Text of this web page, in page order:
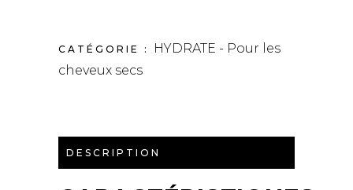
CATÉGORIE :
HYDRATE - Pour les
cheveux secs
DESCRIPTION